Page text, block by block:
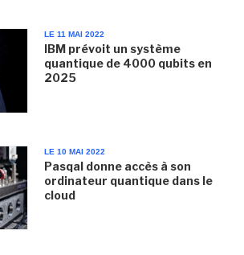
LE 11 MAI 2022
IBM prévoit un système
quantique de 4000 qubits en
2025
LE 10 MAI 2022
Pasqal donne accès à son
ordinateur quantique dans le
cloud